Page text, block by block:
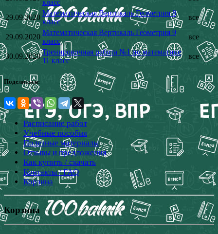
класс
29.09.2020
Математическая Вертикаль Геометрия 8
класс
все
29.09.2020
Математическая Вертикаль Геометрия 9
класс
все
30.09.2020
Тренировочная работа №1 по математике
11 класс
все
Поделиться:
Расписание работ
Учебные пособия
Полезные материалы
Отзывы и предложения
Как купить / скачать
Контакты / FAQ
Корзина
Корзина